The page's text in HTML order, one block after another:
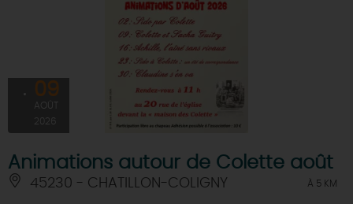
09
AOÛT
2026
Animations autour de Colette août
45230 - CHATILLON-COLIGNY À 5 KM